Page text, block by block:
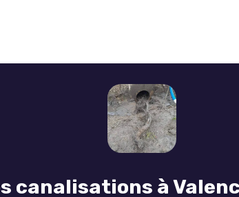
canalisations à